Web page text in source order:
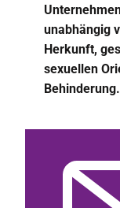
unabhängig
Herkunft,
sexuellen
Behinderung.